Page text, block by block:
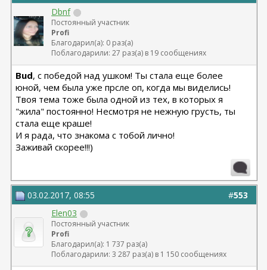
Dbnf
Постоянный участник
Profi
Благодарил(а): 0 раз(а)
Поблагодарили: 27 раз(а) в 19 сообщениях
Bud, с победой над ушком! Ты стала еще более
юной, чем была уже прсле оп, когда мы виделись!
Твоя тема тоже была одной из тех, в которых я
"жила" постоянно! Несмотря не нежную грусть, ты
стала еще краше!
И я рада, что знакома с тобой лично!
Заживай скорее!!!)
#553
03.02.2017, 08:55
Elen03
Постоянный участник
Profi
Благодарил(а): 1 737 раз(а)
Поблагодарили: 3 287 раз(а) в 1 150 сообщениях